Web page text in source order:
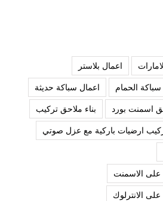
اعمال بلاستر
الحمام
اعمال سباكة حديثة
اسمنت بورد
بناء ملاحق تركيب
ارضيات باركية مع عزل صوتي
الاسمنت
الانترلوك